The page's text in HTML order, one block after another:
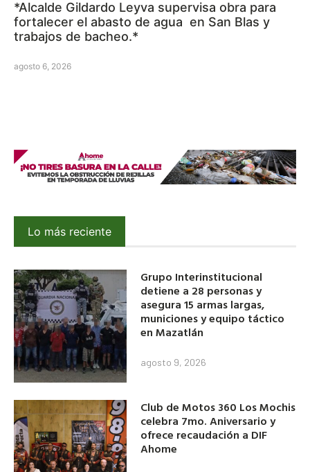
*Alcalde Gildardo Leyva supervisa obra para
fortalecer el abasto de agua en San Blas y
trabajos de bacheo.*
agosto 6, 2026
Lo más reciente
Grupo Interinstitucional
detiene a 28 personas y
asegura 15 armas largas,
municiones y equipo táctico
en Mazatlán
agosto 9, 2026
Club de Motos 360 Los Mochis
celebra 7mo. Aniversario y
ofrece recaudación a DIF
Ahome